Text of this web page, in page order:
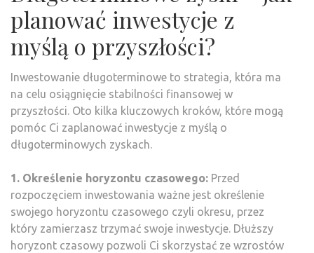
planować inwestycje z
myślą o przyszłości?
Inwestowanie długoterminowe to strategia, która ma
na celu osiągnięcie stabilności finansowej w
przyszłości. Oto kilka kluczowych kroków, które mogą
pomóc Ci zaplanować inwestycje z myślą o
długoterminowych zyskach.
1. Określenie horyzontu czasowego: Przed
rozpoczęciem inwestowania ważne jest określenie
swojego horyzontu czasowego czyli okresu, przez
który zamierzasz trzymać swoje inwestycje. Dłuższy
horyzont czasowy pozwoli Ci skorzystać ze wzrostów